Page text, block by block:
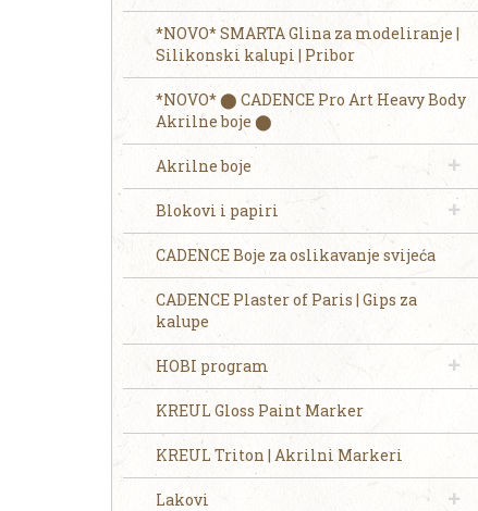
*NOVO* SMARTA Glina za modeliranje |
Silikonski kalupi | Pribor
*NOVO* ⬤ CADENCE Pro Art Heavy Body
Akrilne boje ⬤
Akrilne boje
Blokovi i papiri
CADENCE Boje za oslikavanje svijeća
CADENCE Plaster of Paris | Gips za
kalupe
HOBI program
KREUL Gloss Paint Marker
KREUL Triton | Akrilni Markeri
Lakovi